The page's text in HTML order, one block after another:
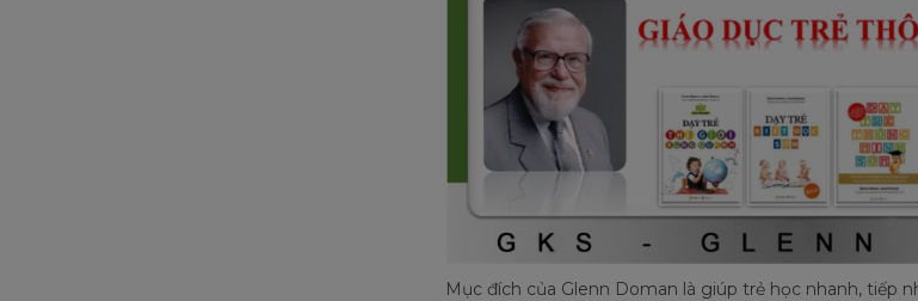
Mục đích của Glenn Doman là giúp trẻ học nhanh, tiếp